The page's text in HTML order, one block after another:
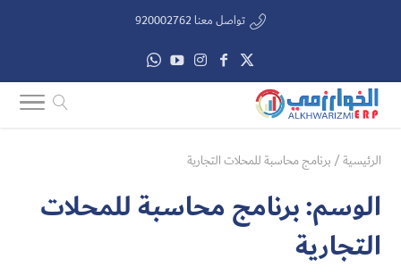
تواصل معنا 920002762
الرئيسية/ برنامج محاسبة للمحلات التجارية
الوسم:برنامج محاسبة للمحلات
التجارية